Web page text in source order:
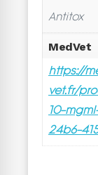
Antitox
MedVet
https://
vet.fr/
10-
24b6-